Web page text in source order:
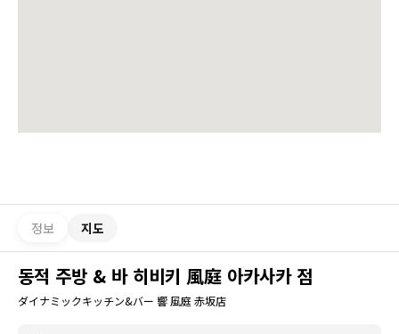
정보 지도
동적 주방 & 바 히비키 風庭 아카사카 점
ダイナミックキッチン&バー 響 風庭 赤坂店